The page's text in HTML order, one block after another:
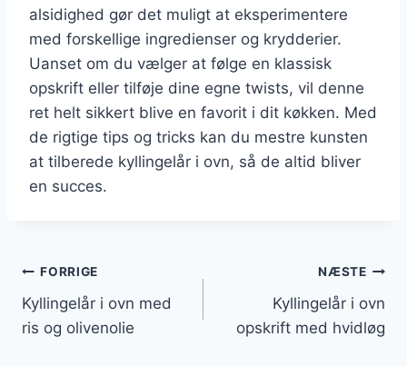
alsidighed gør det muligt at eksperimentere
med forskellige ingredienser og krydderier.
Uanset om du vælger at følge en klassisk
opskrift eller tilføje dine egne twists, vil denne
ret helt sikkert blive en favorit i dit køkken. Med
de rigtige tips og tricks kan du mestre kunsten
at tilberede kyllingelår i ovn, så de altid bliver
en succes.
Indlægsnavigation
FORRIGE
Kyllingelår i ovn med
ris og olivenolie
NÆSTE
Kyllingelår i ovn
opskrift med hvidløg